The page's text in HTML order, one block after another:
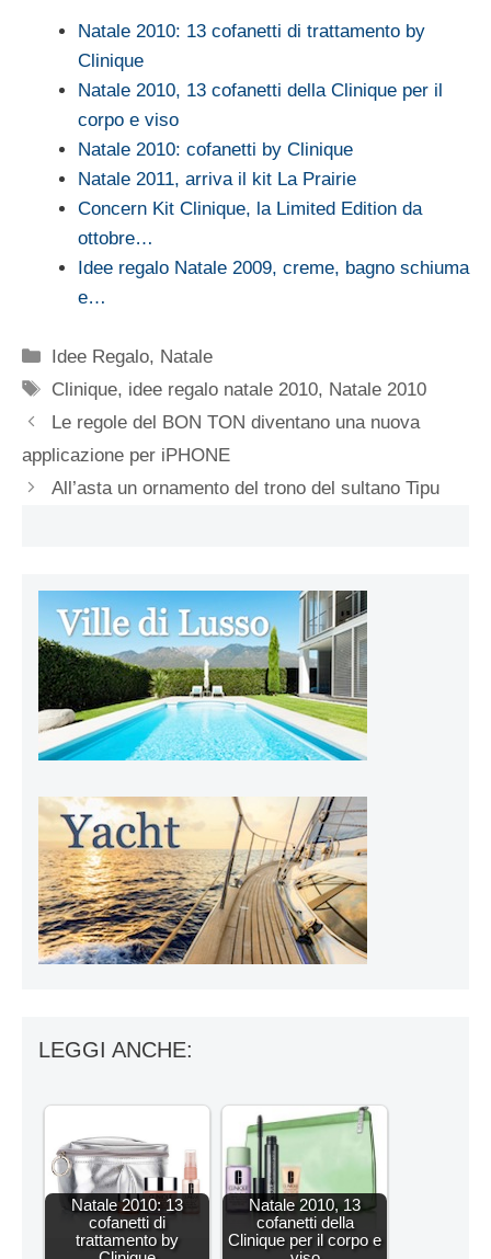
Natale 2010: 13 cofanetti di trattamento by
Clinique
Natale 2010, 13 cofanetti della Clinique per il
corpo e viso
Natale 2010: cofanetti by Clinique
Natale 2011, arriva il kit La Prairie
Concern Kit Clinique, la Limited Edition da
ottobre…
Idee regalo Natale 2009, creme, bagno schiuma
e…
Categorie
Idee Regalo, Natale
Tag
Clinique, idee regalo natale 2010, Natale 2010
Le regole del BON TON diventano una nuova
applicazione per iPHONE
All’asta un ornamento del trono del sultano Tipu
LEGGI ANCHE:
Natale 2010: 13
cofanetti di
trattamento by
Natale 2010, 13
cofanetti della
Clinique per il corpo e